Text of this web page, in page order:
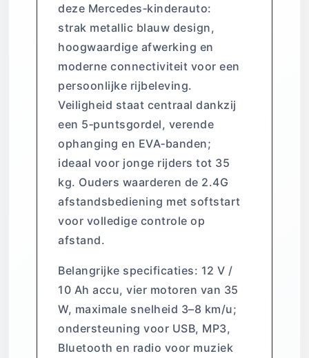
deze Mercedes‑kinderauto:
strak metallic blauw design,
hoogwaardige afwerking en
moderne connectiviteit voor een
persoonlijke rijbeleving.
Veiligheid staat centraal dankzij
een 5‑puntsgordel, verende
ophanging en EVA‑banden;
ideaal voor jonge rijders tot 35
kg. Ouders waarderen de 2.4G
afstandsbediening met softstart
voor volledige controle op
afstand.
Belangrijke specificaties: 12 V /
10 Ah accu, vier motoren van 35
W, maximale snelheid 3–8 km/u;
ondersteuning voor USB, MP3,
Bluetooth en radio voor muziek